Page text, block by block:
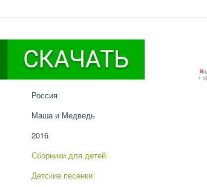
Россия
Маша и Медведь
2016
Сборники для детей
Детские песенки